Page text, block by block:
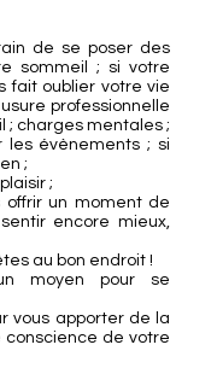
de se poser des
sommeil ; si votre
fait oublier votre vie
professionnelle
; charges mentales ;
les évènements ; si
;
;
offrir un moment de
encore mieux,
au bon endroit !
moyen pour se
vous apporter de la
conscience de votre